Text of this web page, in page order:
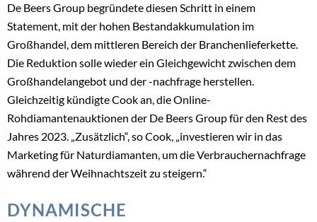
De Beers Group begründete diesen Schritt in einem
Statement, mit der hohen Bestandakkumulation im
Großhandel, dem mittleren Bereich der Branchenlieferkette.
Die Reduktion solle wieder ein Gleichgewicht zwischen dem
Großhandelangebot und der -nachfrage herstellen.
Gleichzeitig kündigte Cook an, die Online-
Rohdiamantenauktionen der De Beers Group für den Rest des
Jahres 2023. „Zusätzlich“, so Cook, „investieren wir in das
Marketing für Naturdiamanten, um die Verbrauchernachfrage
während der Weihnachtszeit zu steigern.“
DYNAMISCHE